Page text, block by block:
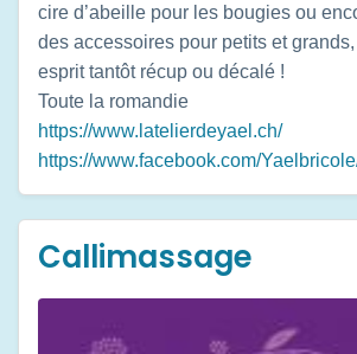
cire d’abeille pour les bougies ou
des accessoires pour petits et
esprit tantôt récup ou décalé !
Toute la romandie
https://www.latelierdeyael.ch/
https://www.facebook.com/
Callimassage